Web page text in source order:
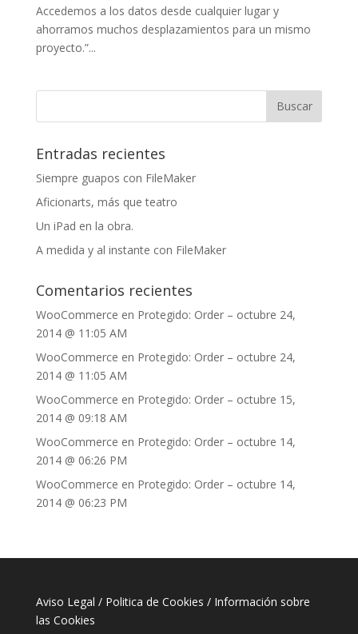
Accedemos a los datos desde cualquier lugar y
ahorramos muchos desplazamientos para un mismo
proyecto.”...
Entradas recientes
Siempre guapos con FileMaker
Aficionarts, más que teatro
Un iPad en la obra.
A medida y al instante con FileMaker
Comentarios recientes
WooCommerce en Protegido: Order – octubre 24,
2014 @ 11:05 AM
WooCommerce en Protegido: Order – octubre 24,
2014 @ 11:05 AM
WooCommerce en Protegido: Order – octubre 15,
2014 @ 09:18 AM
WooCommerce en Protegido: Order – octubre 14,
2014 @ 06:26 PM
WooCommerce en Protegido: Order – octubre 14,
2014 @ 06:23 PM
Aviso Legal / Politica de Cookies / Información sobre
las Cookies